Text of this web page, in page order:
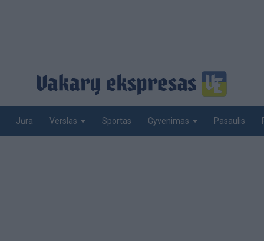
Jūra Verslas Sportas Gyvenimas Pasaulis